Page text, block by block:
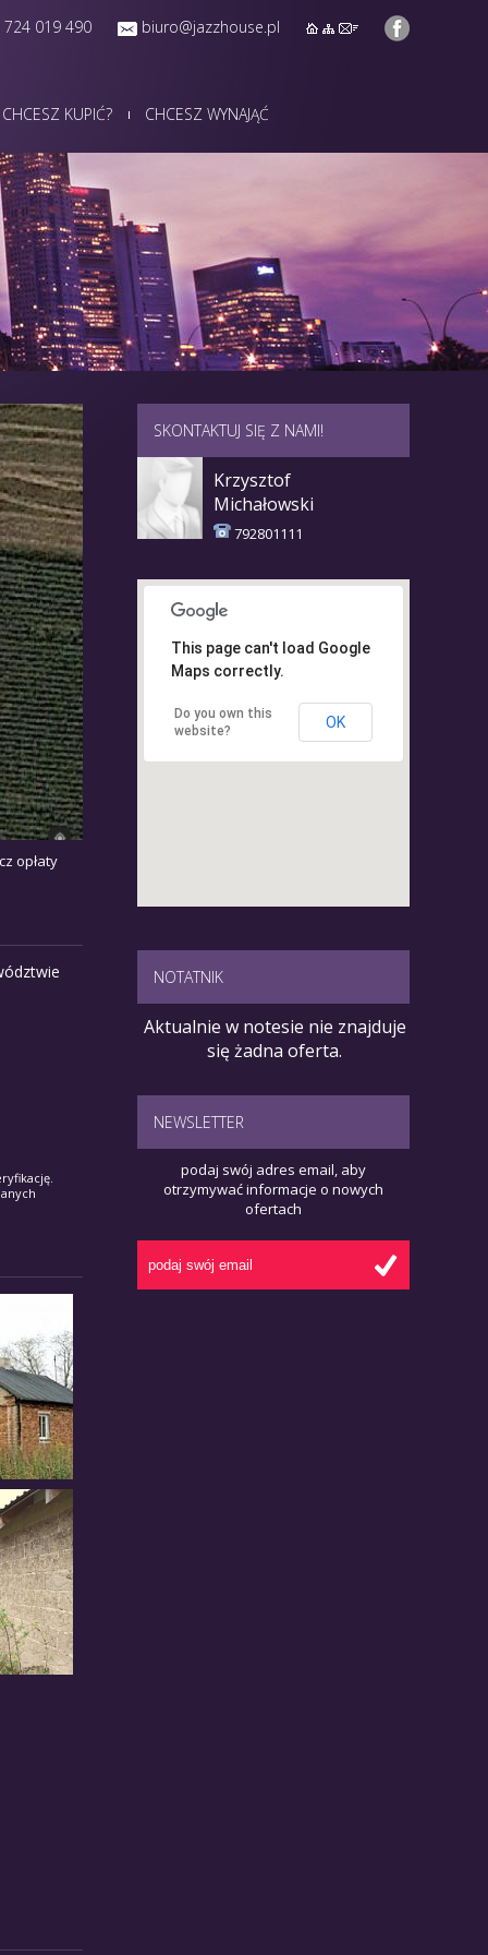
019 490 biuro@jazzhouse.pl
CHCESZ KUPIĆ? CHCESZ WYNAJĄĆ
opłaty
SKONTAKTUJ SIĘ Z NAMI!
Krzysztof
Michałowski
792801111
This page can't load Google
Maps correctly.
Do you own this
website?
OK
NOTATNIK
Aktualnie w notesie nie znajduje
się żadna oferta.
NEWSLETTER
podaj swój adres email, aby
otrzymywać informacje o nowych
ofertach